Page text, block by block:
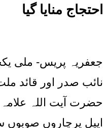
احتجاج منایا گیا
جعفریہ پریس- ملی
نائب صدر اور قائد
حضرت آیت اللہ
اپیل پرچاروں صوبوں